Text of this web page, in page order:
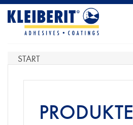
STARTSEITE
PRODUKTE
START
PRODUKTE